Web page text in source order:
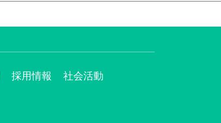
採用情報 社会活動